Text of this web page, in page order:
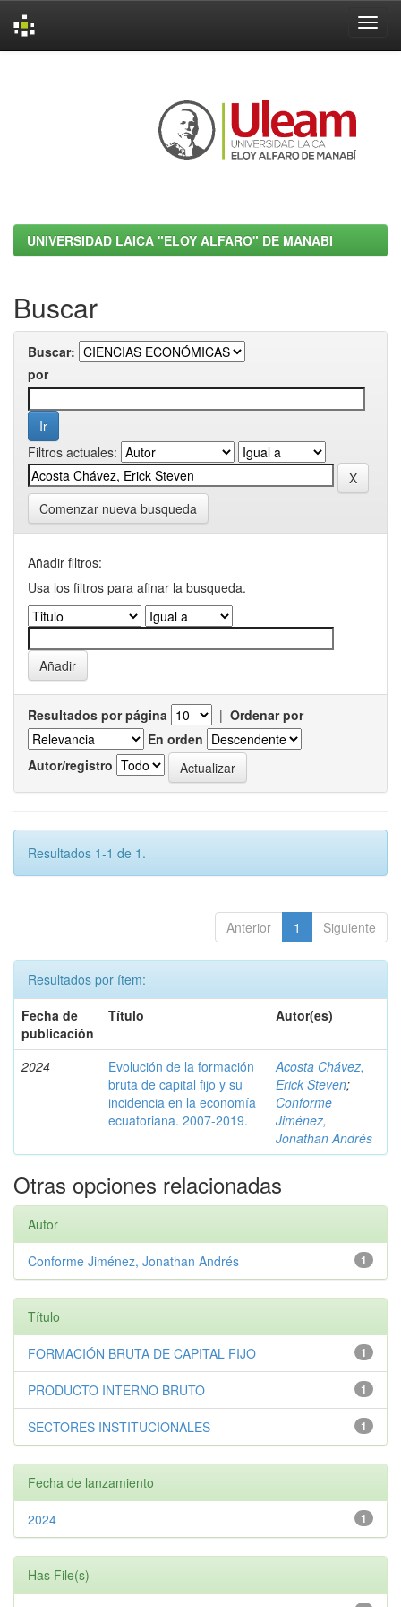
UNIVERSIDAD LAICA "ELOY ALFARO" DE MANABI
Buscar
Buscar:
por
Filtros actuales:
Comenzar nueva busqueda
Añadir filtros:
Usa los filtros para afinar la busqueda.
Resultados por página | Ordenar por
En orden
Autor/registro
Resultados 1-1 de 1.
Anterior 1 Siguiente
Resultados por ítem:
Fecha de
publicación
Título Autor(es)
2024
Evolución de la formación
bruta de capital fijo y su
incidencia en la economía
ecuatoriana. 2007-2019.
Acosta Chávez,
Erick Steven;
Conforme
Jiménez,
Jonathan Andrés
Otras opciones relacionadas
Autor
1
Conforme Jiménez, Jonathan Andrés
Título
1
FORMACIÓN BRUTA DE CAPITAL FIJO
1
PRODUCTO INTERNO BRUTO
1
SECTORES INSTITUCIONALES
Fecha de lanzamiento
1
2024
Has File(s)